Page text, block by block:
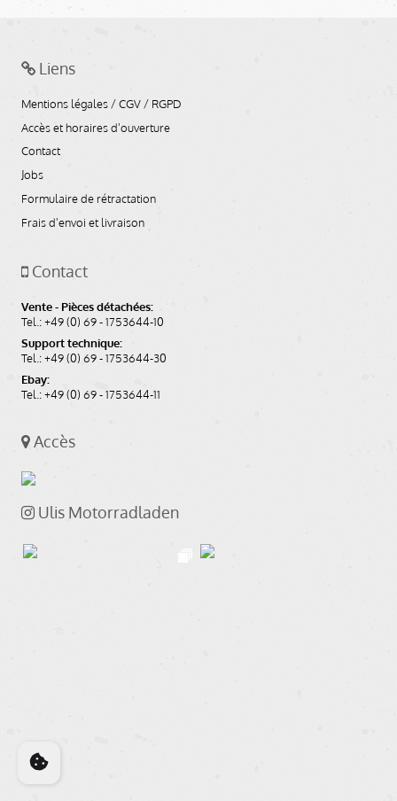
Liens
Mentions légales / CGV / RGPD
Accès et horaires d'ouverture
Contact
Jobs
Formulaire de rétractation
Frais d'envoi et livraison
Contact
Vente - Pièces détachées:
Tel.: +49 (0) 69 - 1753644-10
Support technique:
Tel.: +49 (0) 69 - 1753644-30
Ebay:
Tel.: +49 (0) 69 - 1753644-11
Accès
Ulis Motorradladen